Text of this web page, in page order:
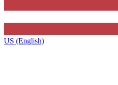
US (English)